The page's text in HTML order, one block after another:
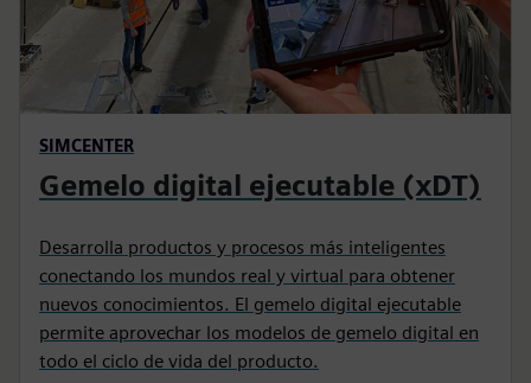
SIMCENTER
Gemelo digital ejecutable (xDT)
Desarrolla productos y procesos más inteligentes
conectando los mundos real y virtual para obtener
nuevos conocimientos. El gemelo digital ejecutable
permite aprovechar los modelos de gemelo digital en
todo el ciclo de vida del producto.